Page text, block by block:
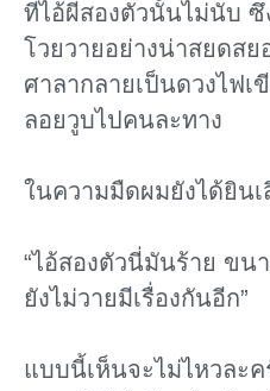
ที่ไอ้ผีสองตัวนั้นไม่นับ
โวยวายอย่างน่าสยดส
ศาลากลายเป็นดวงไฟเ
ลอยวูบไปคนละทาง
ในความมืดผมยังได้ยิน
“ไอ้สองตัวนี่มันร้าย ขน
ยังไม่วายมีเรื่องกันอีก”
แบบนี้เห็นจะไม่ไหวละ